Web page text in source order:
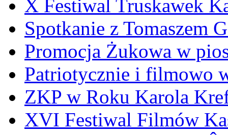
X Festiwal Truskawek
Spotkanie z Tomaszem
Promocja Żukowa w
Patriotycznie i filmowo
ZKP w Roku Karola
XVI Festiwal Filmów